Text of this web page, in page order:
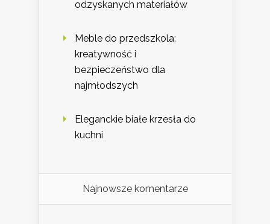
odzyskanych materiałów
Meble do przedszkola:
kreatywność i
bezpieczeństwo dla
najmłodszych
Eleganckie białe krzesła do
kuchni
Najnowsze komentarze